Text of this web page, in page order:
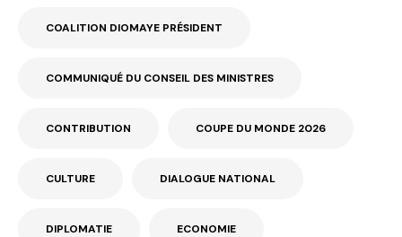
COALITION DIOMAYE PRÉSIDENT
COMMUNIQUÉ DU CONSEIL DES MINISTRES
CONTRIBUTION COUPE DU MONDE 2026
CULTURE DIALOGUE NATIONAL
DIPLOMATIE ECONOMIE